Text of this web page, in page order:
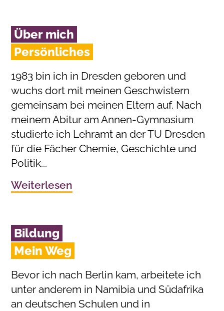
Über mich
Persönliches
1983 bin ich in Dresden geboren und
wuchs dort mit meinen Geschwistern
gemeinsam bei meinen Eltern auf. Nach
meinem Abitur am Annen-Gymnasium
studierte ich Lehramt an der TU Dresden
für die Fächer Chemie, Geschichte und
Politik...
Weiterlesen
Bildung
Mein Weg
Bevor ich nach Berlin kam, arbeitete ich
unter anderem in Namibia und Südafrika
an deutschen Schulen und in